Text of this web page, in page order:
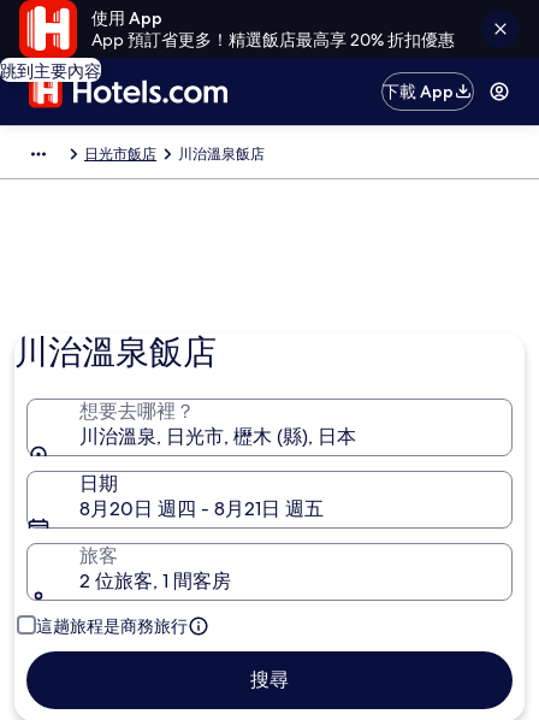
使用 App
App 預訂省更多！精選飯店最高享 20% 折扣優惠
跳到主要內容
下載 App
日光市飯店 川治溫泉飯店
川治溫泉飯店
想要去哪裡？
川治溫泉, 日光市, 櫪木 (縣), 日本
日期
8月20日 週四 - 8月21日 週五
旅客
2 位旅客, 1 間客房
這趟旅程是商務旅行
搜尋